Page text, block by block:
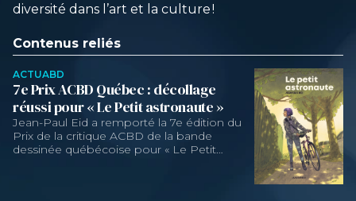
diversité dans l’art et la culture !
Contenus reliés
ACTUABD
7e Prix ACBD Québec : décollage
réussi pour « Le Petit astronaute »
Jean-Paul Eid a remporté la 7e édition du
Prix de la critique ACBD de la bande
dessinée québécoise pour « Le Petit